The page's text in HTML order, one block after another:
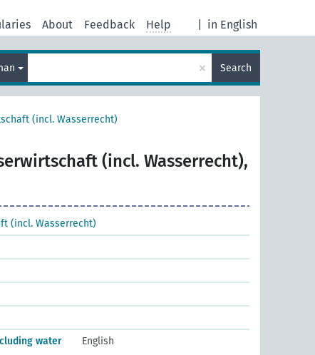
in English
About Feedback Help
× Search
(incl. Wasserrecht)
(incl. Wasserrecht),
(incl. Wasserrecht)
water
English